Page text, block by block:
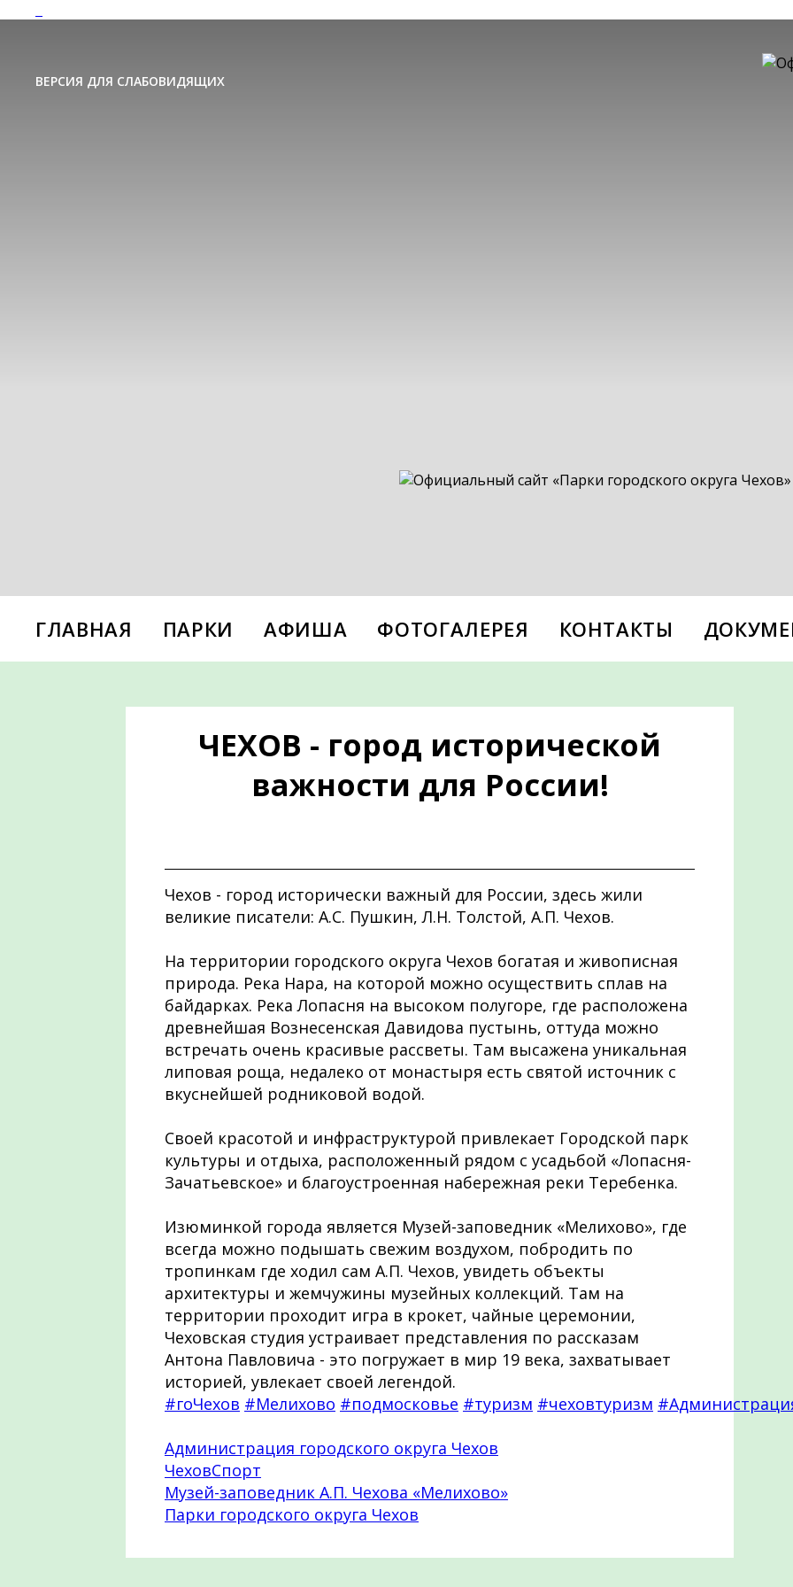
ВЕРСИЯ ДЛЯ СЛАБОВИДЯЩИХ
ГЛАВНАЯ ПАРКИ АФИША ФОТОГАЛЕРЕЯ КОНТАКТЫ
ЧЕХОВ - город исторической
важности для России!
Чехов - город исторически важный для России, здесь жили
великие писатели: А.С. Пушкин, Л.Н. Толстой, А.П. Чехов.
На территории городского округа Чехов богатая и живописная
природа. Река Нара, на которой можно осуществить сплав на
байдарках. Река Лопасня на высоком полугоре, где расположена
древнейшая Вознесенская Давидова пустынь, оттуда можно
встречать очень красивые рассветы. Там высажена уникальная
липовая роща, недалеко от монастыря есть святой источник с
вкуснейшей родниковой водой.
Своей красотой и инфраструктурой привлекает Городской парк
культуры и отдыха, расположенный рядом с усадьбой «Лопасня-
Зачатьевское» и благоустроенная набережная реки Теребенка.
Изюминкой города является Музей-заповедник «Мелихово», где
всегда можно подышать свежим воздухом, побродить по
тропинкам где ходил сам А.П. Чехов, увидеть объекты
архитектуры и жемчужины музейных коллекций. Там на
территории проходит игра в крокет, чайные церемонии,
Чеховская студия устраивает представления по рассказам
Антона Павловича - это погружает в мир 19 века, захватывает
историей, увлекает своей легендой.
#гоЧехов #Мелихово #подмосковье #туризм #чеховтуризм
Администрация городского округа Чехов
ЧеховСпорт
Музей-заповедник А.П. Чехова «Мелихово»
Парки городского округа Чехов